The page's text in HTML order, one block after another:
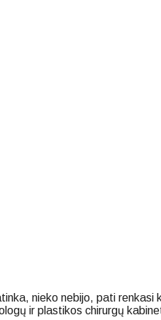
nieko nebijo, pati
ir plastikos chirurgų